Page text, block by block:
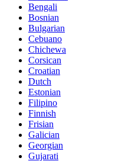
Bengali
Bosnian
Bulgarian
Cebuano
Chichewa
Corsican
Croatian
Dutch
Estonian
Filipino
Finnish
Frisian
Galician
Georgian
Gujarati